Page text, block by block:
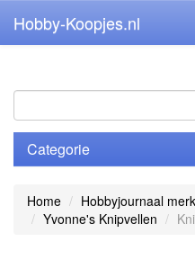
Hobby-Koopjes.nl
Categorie
Home Hobbyjournaal
Yvonne's Knipvellen